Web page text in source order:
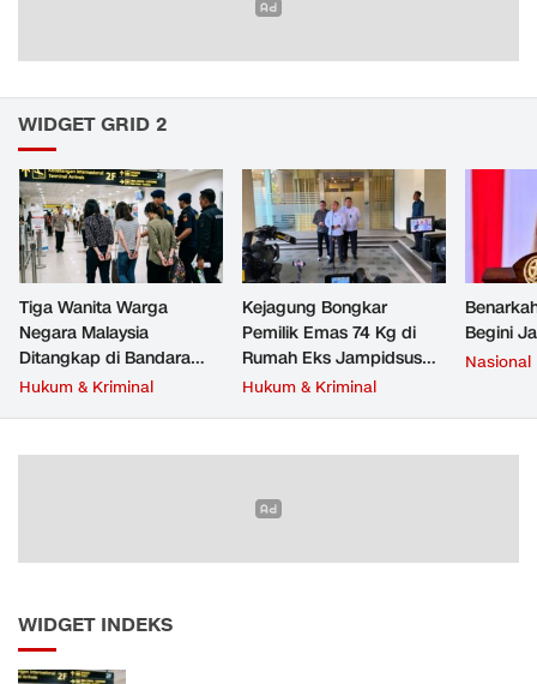
WIDGET GRID 2
Tiga Wanita Warga
Negara Malaysia
Ditangkap di Bandara
Soetta, Bawa Beragam
Hukum & Kriminal
Kejagung Bongkar
Pemilik Emas 74 Kg di
Rumah Eks Jampidsus
Febrie Adriansyah
Hukum & Kriminal
Begini
Nasional
WIDGET INDEKS